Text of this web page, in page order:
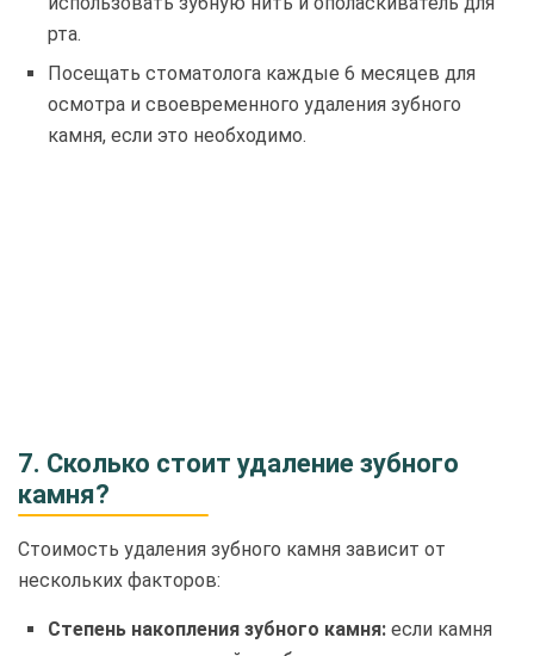
рта.
Посещать стоматолога каждые 6 месяцев для
осмотра и своевременного удаления зубного
камня, если это необходимо.
7. Сколько стоит удаление зубного
камня?
Стоимость удаления зубного камня зависит от
нескольких факторов:
Степень накопления зубного камня: если камня